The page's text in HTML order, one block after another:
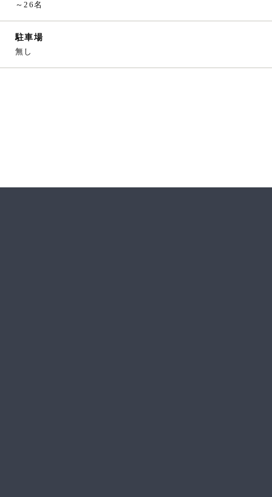
～26名
駐車場
無し